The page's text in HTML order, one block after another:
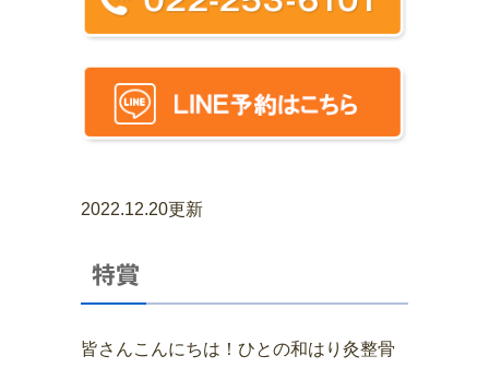
2022.12.20更新
特賞
皆さんこんにちは！ひとの和はり灸整骨